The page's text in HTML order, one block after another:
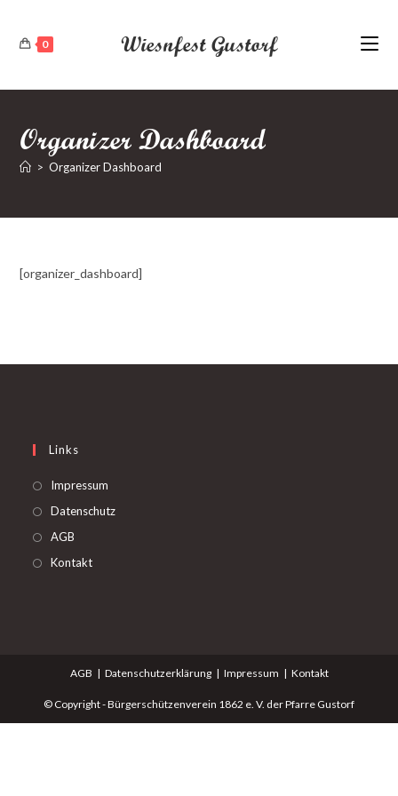
springen
0 Wiesnfest Gustorf
Organizer Dashboard
> Organizer Dashboard
[organizer_dashboard]
Links
Impressum
Datenschutz
AGB
Kontakt
AGB Datenschutzerklärung Impressum Kontakt
© Copyright - Bürgerschützenverein 1862 e. V. der Pfarre Gustorf